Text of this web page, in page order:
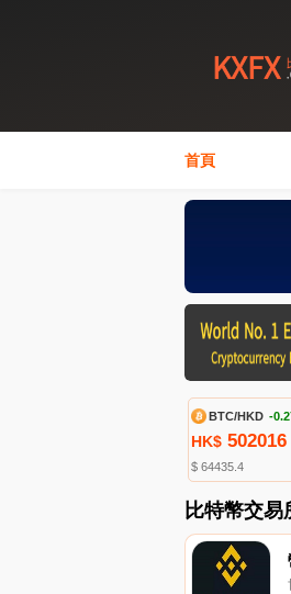
首頁
BTC/HKD -
HK$ 502016
$ 64435.4
比特幣交易